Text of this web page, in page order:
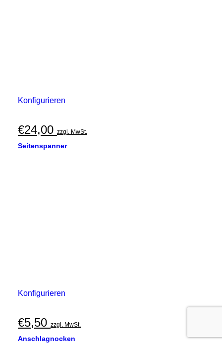
Konfigurieren
€24,00 zzgl. MwSt.
Seitenspanner
Konfigurieren
€5,50 zzgl. MwSt.
Anschlagnocken